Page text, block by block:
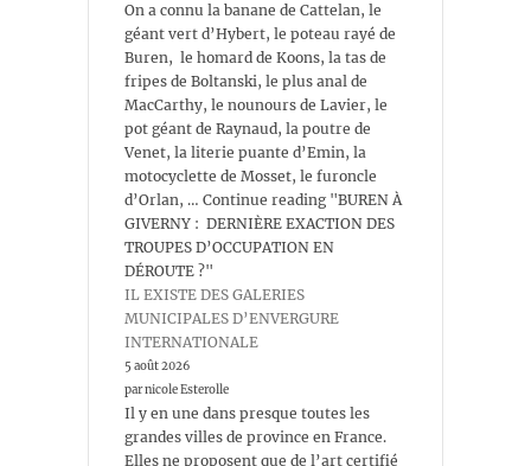
On a connu la banane de Cattelan, le
géant vert d’Hybert, le poteau rayé de
Buren, le homard de Koons, la tas de
fripes de Boltanski, le plus anal de
MacCarthy, le nounours de Lavier, le
pot géant de Raynaud, la poutre de
Venet, la literie puante d’Emin, la
motocyclette de Mosset, le furoncle
d’Orlan, … Continue reading "BUREN À
GIVERNY : DERNIÈRE EXACTION DES
TROUPES D’OCCUPATION EN
DÉROUTE ?"
IL EXISTE DES GALERIES
MUNICIPALES D’ENVERGURE
INTERNATIONALE
5 août 2026
par nicole Esterolle
Il y en une dans presque toutes les
grandes villes de province en France.
Elles ne proposent que de l’art certifié